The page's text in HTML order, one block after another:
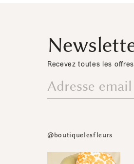
Recevez toutes les
@boutiquelesfleurs